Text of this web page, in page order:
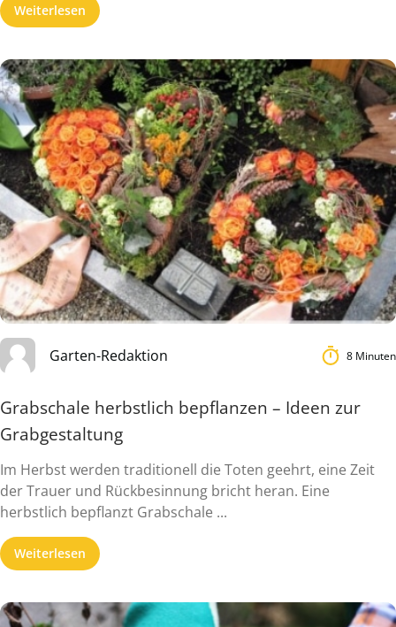
Weiterlesen
Garten-Redaktion 8 Minuten
Grabschale herbstlich bepflanzen – Ideen zur
Grabgestaltung
Im Herbst werden traditionell die Toten geehrt, eine Zeit
der Trauer und Rückbesinnung bricht heran. Eine
herbstlich bepflanzt Grabschale ...
Weiterlesen